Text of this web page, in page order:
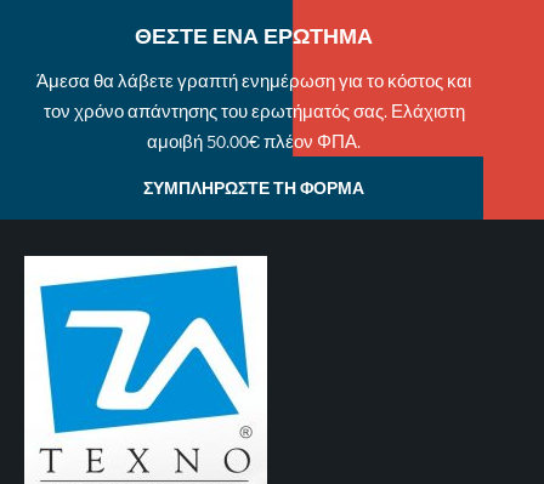
ΘΕΣΤΕ ΕΝΑ ΕΡΩΤΗΜΑ
Άμεσα θα λάβετε γραπτή ενημέρωση για το κόστος και
τον χρόνο απάντησης του ερωτήματός σας. Ελάχιστη
αμοιβή 50.00€ πλέον ΦΠΑ.
ΣΥΜΠΛΗΡΩΣΤΕ ΤΗ ΦΟΡΜΑ